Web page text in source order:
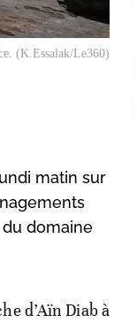
(K.Essalak/Le360)
matin sur
domaine
d’Aïn Diab à